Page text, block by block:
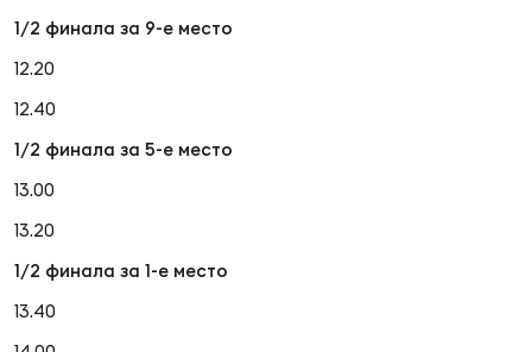
1/2 финала за 9-е место
12.20
12.40
1/2 финала за 5-е место
13.00
13.20
1/2 финала за 1-е место
13.40